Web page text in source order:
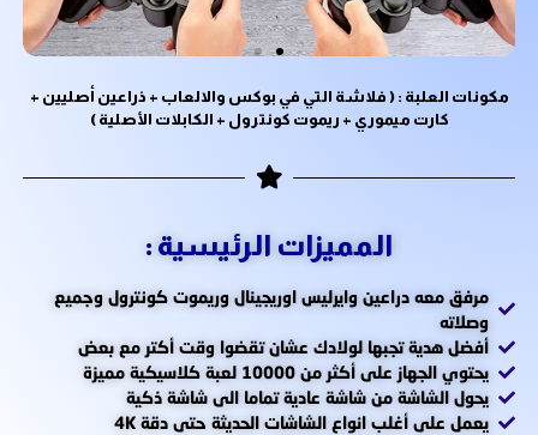
مكونات العلبة : ( فلاشة التي في بوكس والالعاب + ذراعين أصليين +
كارت ميموري + ريموت كونترول + الكابلات الأصلية )
المميزات الرئيسية :
مرفق معه دراعين وايرليس اوريجينال وريموت كونترول وجميع
وصلاته
أفضل هدية تجبها لولادك عشان تقضوا وقت أكتر مع بعض
يحتوي الجهاز على أكثر من 10000 لعبة كلاسيكية مميزة
يحول الشاشة من شاشة عادية تماما الى شاشة ذكية
يعمل على أغلب انواع الشاشات الحديثة حتى دقة 4K